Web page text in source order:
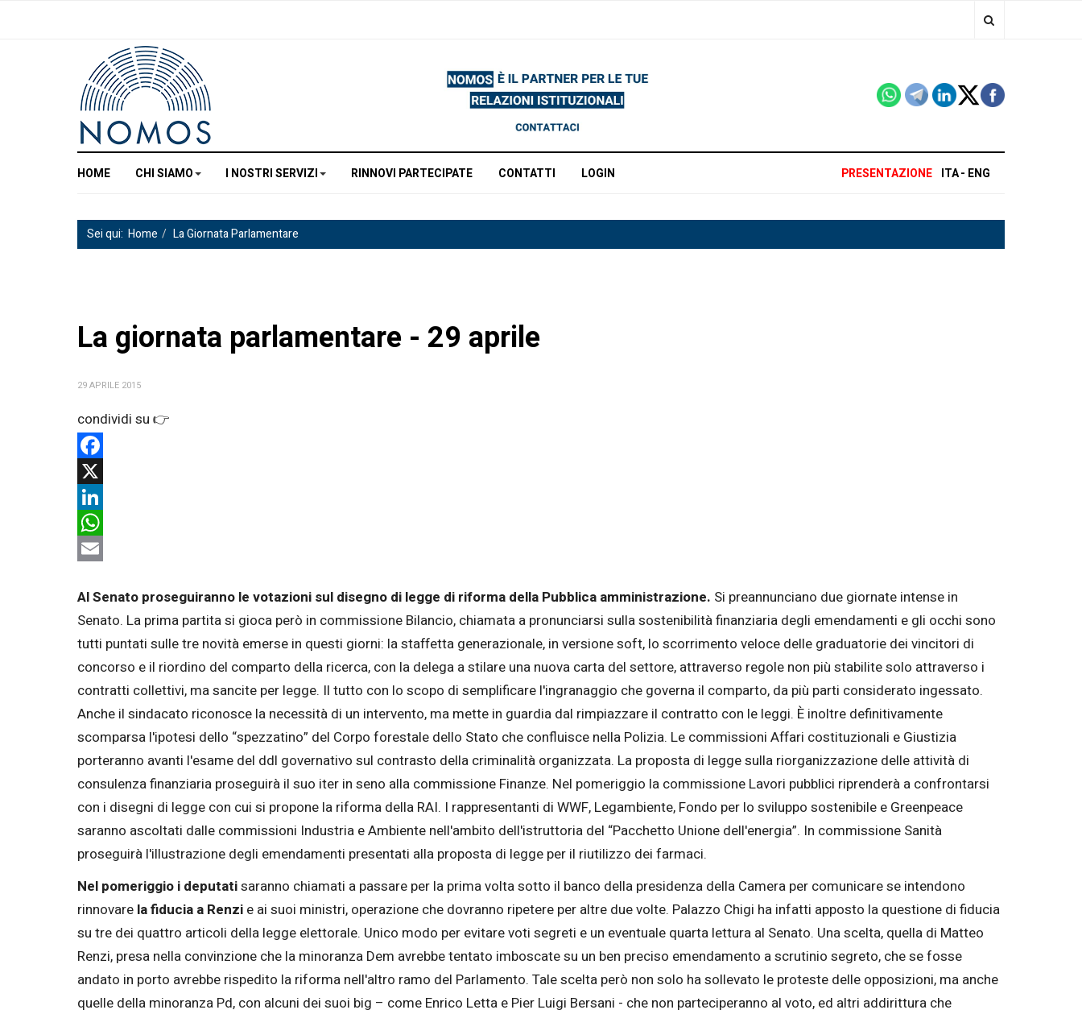
HOME CHI SIAMO I NOSTRI SERVIZI RINNOVI PARTECIPATE CONTATTI LOGIN PRESENTAZIONE ITA ENG
Sei qui: Home La Giornata Parlamentare
La giornata parlamentare - 29 aprile
29 APRILE 2015
Facebook
X
LinkedIn
WhatsApp
Al Senato proseguiranno le votazioni sul disegno di legge di riforma della Pubblica amministrazione. Si preannunciano due giornate intense in
Senato. La prima partita si gioca però in commissione Bilancio, chiamata a pronunciarsi sulla sostenibilità finanziaria degli emendamenti e gli occhi sono
tutti puntati sulle tre novità emerse in questi giorni: la staffetta generazionale, in versione soft, lo scorrimento veloce delle graduatorie dei vincitori di
concorso e il riordino del comparto della ricerca, con la delega a stilare una nuova carta del settore, attraverso regole non più stabilite solo attraverso i
contratti collettivi, ma sancite per legge. Il tutto con lo scopo di semplificare l'ingranaggio che governa il comparto, da più parti considerato ingessato.
Anche il sindacato riconosce la necessità di un intervento, ma mette in guardia dal rimpiazzare il contratto con le leggi. È inoltre definitivamente
scomparsa l'ipotesi dello “spezzatino” del Corpo forestale dello Stato che confluisce nella Polizia. Le commissioni Affari costituzionali e Giustizia
porteranno avanti l'esame del ddl governativo sul contrasto della criminalità organizzata. La proposta di legge sulla riorganizzazione delle attività di
consulenza finanziaria proseguirà il suo iter in seno alla commissione Finanze. Nel pomeriggio la commissione Lavori pubblici riprenderà a confrontarsi
con i disegni di legge con cui si propone la riforma della RAI. I rappresentanti di WWF, Legambiente, Fondo per lo sviluppo sostenibile e Greenpeace
saranno ascoltati dalle commissioni Industria e Ambiente nell'ambito dell'istruttoria del “Pacchetto Unione dell'energia”. In commissione Sanità
proseguirà l'illustrazione degli emendamenti presentati alla proposta di legge per il riutilizzo dei farmaci.
Nel pomeriggio i deputatisaranno chiamati a passare per la prima volta sotto il banco della presidenza della Camera per comunicare se intendono
rinnovare la fiducia a Renzi e ai suoi ministri, operazione che dovranno ripetere per altre due volte. Palazzo Chigi ha infatti apposto la questione di fiducia
su tre dei quattro articoli della legge elettorale. Unico modo per evitare voti segreti e un eventuale quarta lettura al Senato. Una scelta, quella di Matteo
Renzi, presa nella convinzione che la minoranza Dem avrebbe tentato imboscate su un ben preciso emendamento a scrutinio segreto, che se fosse
andato in porto avrebbe rispedito la riforma nell'altro ramo del Parlamento. Tale scelta però non solo ha sollevato le proteste delle opposizioni, ma anche
quelle della minoranza Pd, con alcuni dei suoi big – come Enrico Letta e Pier Luigi Bersani - che non parteciperanno al voto, ed altri addirittura che